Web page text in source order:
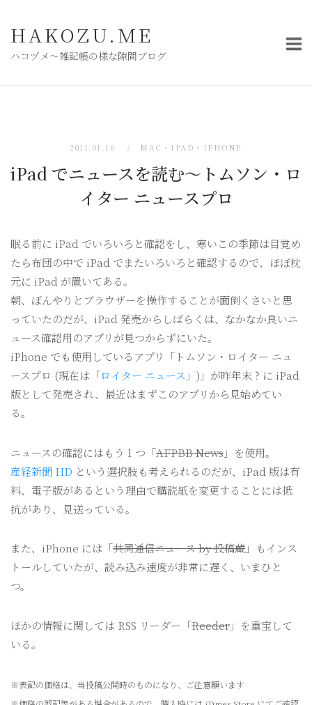
HAKOZU.ME
ハコヅメ〜雑記帳の様な隙間ブログ
2011.01.16 MAC・IPAD・IPHONE
iPad でニュースを読む〜トムソン・ロ
イター ニュースプロ
眠る前に iPad でいろいろと確認をし、寒いこの季節は目覚め
たら布団の中で iPad でまたいろいろと確認するので、ほぼ枕
元に iPad が置いてある。
朝、ぼんやりとブラウザーを操作することが面倒くさいと思
っていたのだが、iPad 発売からしばらくは、なかなか良いニ
ュース確認用のアプリが見つからずにいた。
iPhone でも使用しているアプリ「トムソン・ロイター ニュ
ースプロ (現在は「ロイター ニュース 」)」が昨年末 ? に iPad
版として発売され、最近はまずこのアプリから見始めてい
る。
ニュースの確認にはもう 1 つ「AFPBB News」を使用。
産経新聞 HD という選択肢も考えられるのだが、iPad 版は有
料、電子版があるという理由で購読紙を変更することには抵
抗があり、見送っている。
また、iPhone には「共同通信ニュース by 投稿蔵」もインス
トールしていたが、読み込み速度が非常に遅く、いまひと
つ。
ほかの情報に関しては RSS リーダー「Reeder」を重宝して
いる。
※表記の価格は、当投稿公開時のものになり、ご注意願います